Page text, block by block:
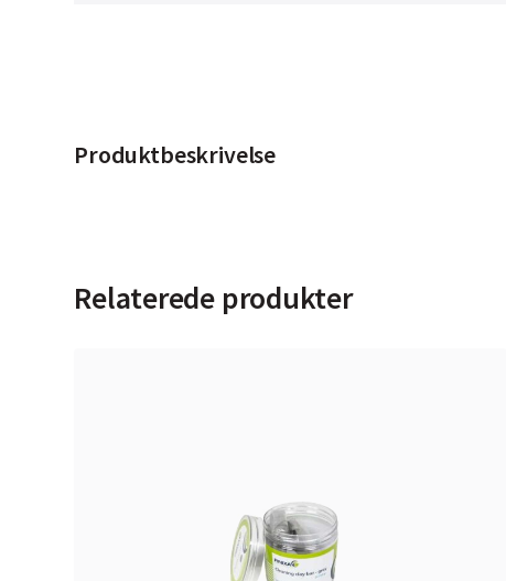
Produktbeskrivelse
Relaterede produkter